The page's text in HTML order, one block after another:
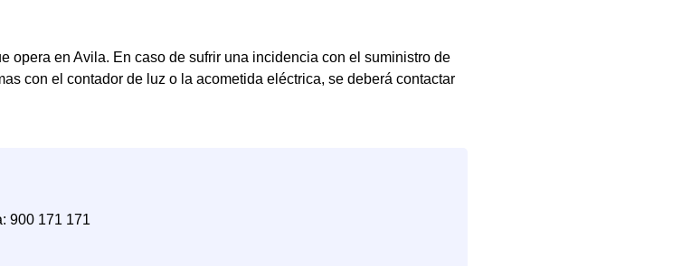
opera en Avila. En caso de sufrir una incidencia con el suministro de
con el contador de luz o la acometida eléctrica, se deberá contactar